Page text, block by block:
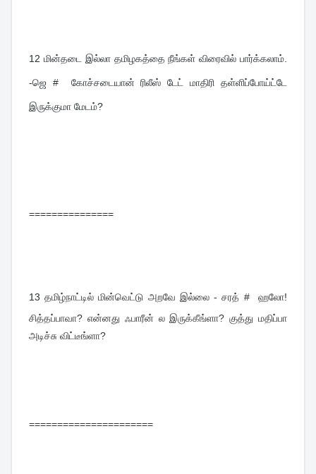
12 மின்தடை இல்லா தமிழகத்தை நீங்கள் விரைவில் பார்க்கலாம்.
-ஜெ #  கோச்சடையான் ரிலீஸ் டேட் மாதிரி தள்ளிப்போய்ட்டே
இருக்குமா மேடம்?
===============
13 தமிழ்நாட்டில் மின்வெட்டு அறவே இல்லை - சரத் # ஹலோ!
சித்தப்பாவா? என்னது ஃபாரீன் ல இருக்கீங்ளா? குத்து மதிப்பா
அடிச்சு விட்டீங்ளா?
======================